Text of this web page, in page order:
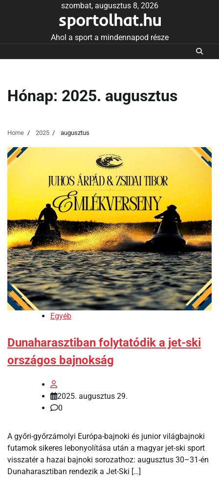
szombat, augusztus 8, 2026
sportolhat.hu
Ahol a sport a mindennapod része
Hónap: 2025. augusztus
Home 2025 augusztus
Egyéb
Dunaharasztiban folytatódik a jet-ski
országos bajnokság
2025. augusztus 29.
0
A győri-győrzámolyi Európa-bajnoki és junior világbajnoki
futamok sikeres lebonyolítása után a magyar jet-ski sport
visszatér a hazai bajnoki sorozathoz: augusztus 30–31-én
Dunaharasztiban rendezik a Jet-Ski […]